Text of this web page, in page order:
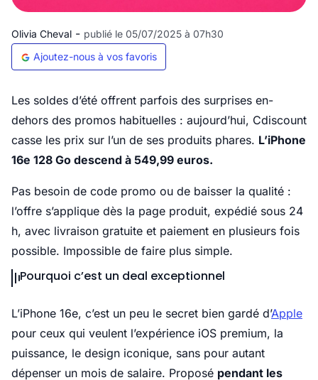
Olivia Cheval - publié le 05/07/2025 à 07h30
Ajoutez-nous à vos favoris
Les soldes d’été offrent parfois des surprises en-
dehors des promos habituelles : aujourd’hui, Cdiscount
casse les prix sur l’un de ses produits phares. L’iPhone
16e 128 Go descend à 549,99 euros.
Pas besoin de code promo ou de baisser la qualité :
l’offre s’applique dès la page produit, expédié sous 24
h, avec livraison gratuite et paiement en plusieurs fois
possible. Impossible de faire plus simple.
Pourquoi c’est un deal exceptionnel
L’iPhone 16e, c’est un peu le secret bien gardé d’Apple
pour ceux qui veulent l’expérience iOS premium, la
puissance, le design iconique, sans pour autant
dépenser un mois de salaire. Proposé pendant les